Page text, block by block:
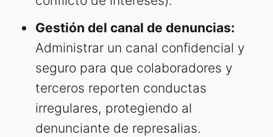
Gestión del canal de denuncias:
Administrar un canal confidencial y
seguro para que colaboradores y
terceros reporten conductas
irregulares, protegiendo al
denunciante de represalias.